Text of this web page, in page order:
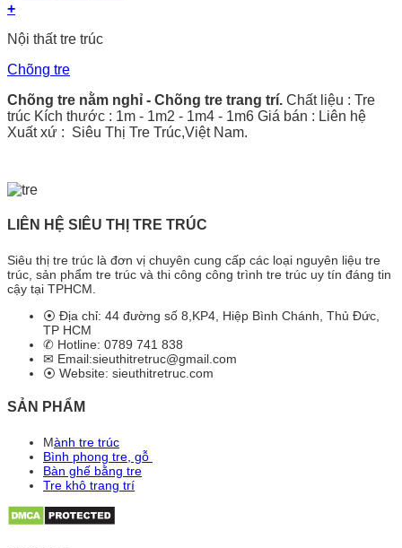
+
Nội thất tre trúc
Chõng tre
Chõng tre nằm nghỉ - Chõng tre trang trí. Chất liệu : Tre
trúc Kích thước : 1m - 1m2 - 1m4 - 1m6 Giá bán : Liên hệ
Xuất xứ : Siêu Thị Tre Trúc,Việt Nam.
LIÊN HỆ SIÊU THỊ TRE TRÚC
Siêu thị tre trúc là đơn vị chuyên cung cấp các loại nguyên liệu tre
trúc, sản phẩm tre trúc và thi công công trình tre trúc uy tín đáng tin
cậy tại TPHCM.
⦿ Địa chỉ: 44 đường số 8,KP4, Hiệp Bình Chánh, Thủ Đức,
TP HCM
✆ Hotline: 0789 741 838
✉ Email:sieuthitretruc@gmail.com
⦿ Website: sieuthitretruc.com
SẢN PHẨM
Mành tre trúc
Bình phong tre, gỗ
Bàn ghế bằng tre
Tre khô trang trí